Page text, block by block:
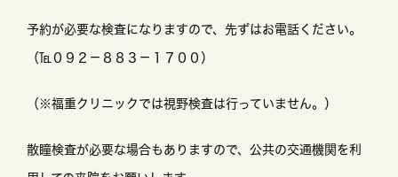
予約が必要な検査になりますので、先ずはお電話ください。
（℡０９２－８８３－１７００）
（※福重クリニックでは視野検査は行っていません。）
散瞳検査が必要な場合もありますので、公共の交通機関を利